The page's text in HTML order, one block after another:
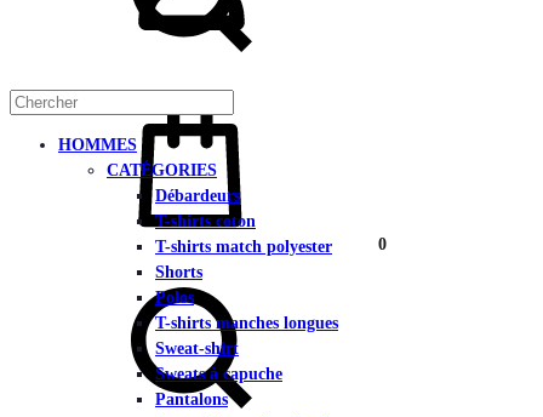
0
HOMMES
CATÉGORIES
Débardeurs
T-shirts coton
T-shirts match polyester
Shorts
Polos
T-shirts manches longues
Sweat-shirt
Sweats à capuche
Pantalons